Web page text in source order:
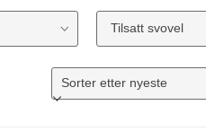
Tilsatt svovel